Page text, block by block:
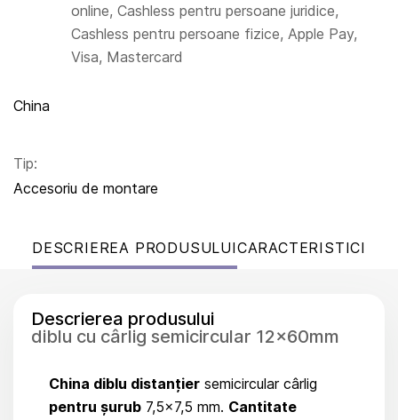
China
Tip:
Accesoriu de montare
online, Cashless pentru persoane juridice,
Cashless pentru persoane fizice, Apple Pay,
Visa, Mastercard
DESCRIEREA PRODUSULUICARACTERISTICI
Descrierea produsului
diblu cu cârlig semicircular 12x60mm
China diblu distanțier semicircular cârlig
pentru șurub 7,5x7,5 mm. Cantitate